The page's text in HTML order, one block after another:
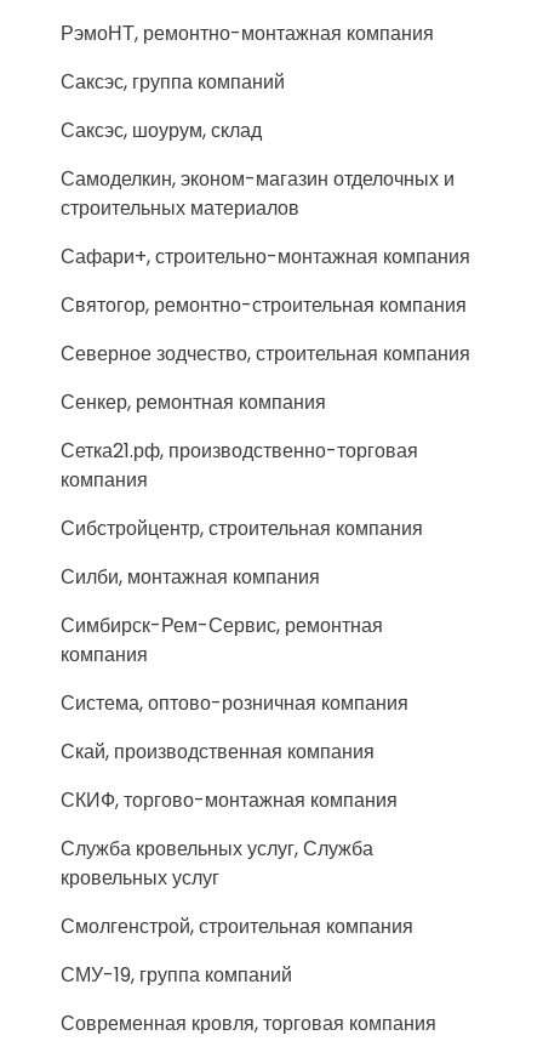
РэмоНТ, ремонтно-монтажная компания
Саксэс, группа компаний
Саксэс, шоурум, склад
Самоделкин, эконом-магазин отделочных и
строительных материалов
Сафари+, строительно-монтажная компания
Святогор, ремонтно-строительная компания
Северное зодчество, строительная компания
Сенкер, ремонтная компания
Сетка21.рф, производственно-торговая
компания
Сибстройцентр, строительная компания
Силби, монтажная компания
Симбирск-Рем-Сервис, ремонтная
компания
Система, оптово-розничная компания
Скай, производственная компания
СКИФ, торгово-монтажная компания
Служба кровельных услуг, Служба
кровельных услуг
Смолгенстрой, строительная компания
СМУ-19, группа компаний
Современная кровля, торговая компания